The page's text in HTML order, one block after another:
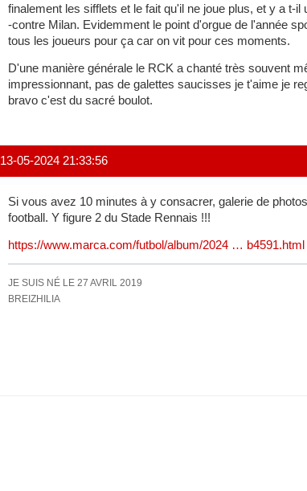
finalement les sifflets et le fait qu'il ne joue plus, et y a t-
-contre Milan. Evidemment le point d'orgue de l'année
tous les joueurs pour ça car on vit pour ces moments.
D'une manière générale le RCK a chanté très souvent
impressionnant, pas de galettes saucisses je t'aime je
bravo c'est du sacré boulot.
13-05-2024 21:33:56
Si vous avez 10 minutes à y consacrer, galerie de
football. Y figure 2 du Stade Rennais !!!
https://www.marca.com/futbol/album/2024 … b4591.html
JE SUIS NÉ LE 27 AVRIL 2019
BREIZHILIA